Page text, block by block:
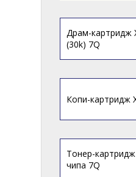
Драм-картридж
(30k) 7Q
Копи-картридж
Тонер-
чипа 7Q